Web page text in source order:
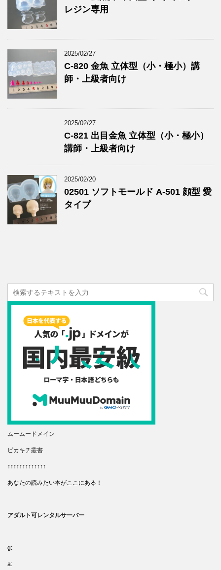
レジン専用
2025/02/27
C-820 金魚 立体型（小・極小）講
師・上級者向け
2025/02/27
C-821 出目金魚 立体型（小・極小）
講師・上級者向け
2025/02/20
02501 ソフトモールド A-501 顔型 愛
タイプ
ムームードメイン
ピカキチ叢書
↑↑↑↑↑↑↑↑↑↑↑↑↑
あなたの読みたい本がここにある！
アダルト可レンタルサーバー
g:
a: